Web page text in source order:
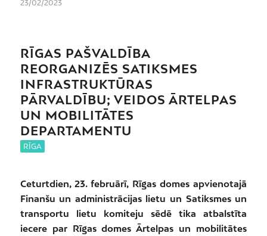
23/02/2023
RĪGAS PAŠVALDĪBA
REORGANIZĒS SATIKSMES
INFRASTRUKTŪRAS
PĀRVALDĪBU; VEIDOS ĀRTELPAS
UN MOBILITĀTES
DEPARTAMENTU
RĪGA
Ceturtdien, 23. februārī, Rīgas domes apvienotajā
Finanšu un administrācijas lietu un Satiksmes un
transportu lietu komiteju sēdē tika atbalstīta
iecere par Rīgas domes Ārtelpas un mobilitātes